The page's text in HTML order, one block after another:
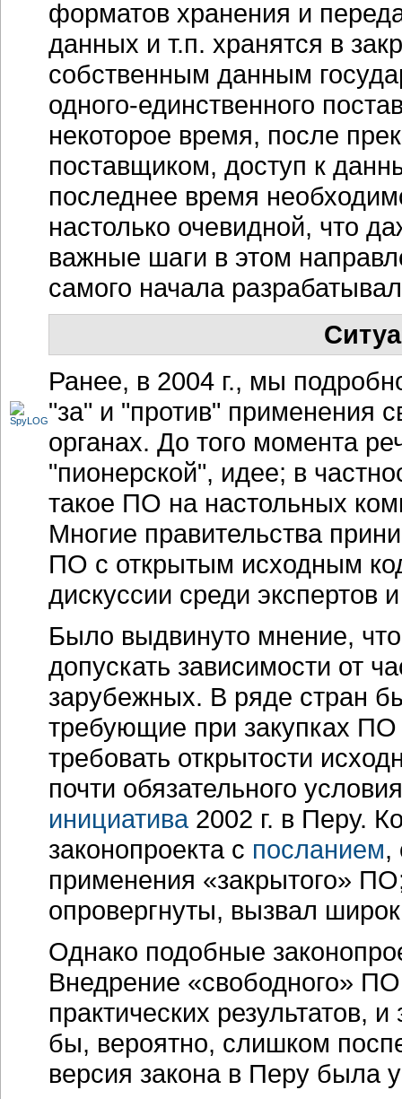
форматов хранения и
данных и т.п. хранятся в
собственным данным
одного-единственного
некоторое время, после
поставщиком, доступ к
последнее время
настолько очевидной, что
важные шаги в этом
самого начала
Ранее, в 2004 г., мы
"за" и "против" применения
органах. До того момента
"пионерской", идее; в
такое ПО на настольных
Многие правительства
ПО с открытым исходным
дискуссии среди экспертов
Было выдвинуто мнение,
допускать зависимости от
зарубежных. В ряде стран
требующие при закупках ПО
требовать открытости
почти обязательного
инициатива2002 г. в Перу.
законопроекта с посланием,
применения «закрытого»
опровергнуты, вызвал
Однако подобные
Внедрение «свободного»
практических результатов,
бы, вероятно, слишком
версия закона в Перу была